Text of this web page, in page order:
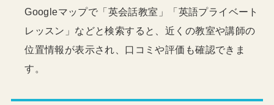
Googleマップで「英会話教室」「英語プライベート
レッスン」などと検索すると、近くの教室や講師の
位置情報が表示され、口コミや評価も確認できま
す。